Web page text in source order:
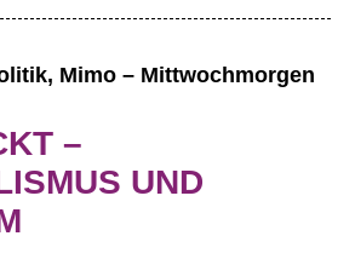
Mimo – Mittwochmorgen
–
UND